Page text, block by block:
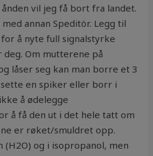
vil jeg få bort fra landet.
annan Speditör. Legg til
å nyte full signalstyrke
Om mutterene på
låser seg kan man borre et 3
sette en spiker eller borr i
å ødelegge
å få den ut i det hele tatt om
er røket/smuldret opp.
(H2O) og i isopropanol, men